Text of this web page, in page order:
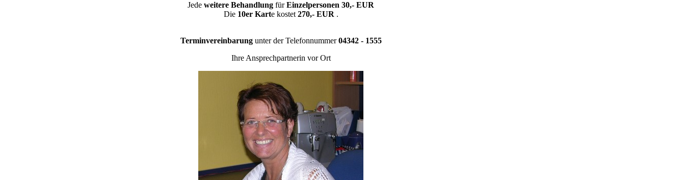
Jede weitere Behandlung fürEinzelpersonen 30,- EUR
Die 10er Karte kostet 270,- EUR .
Terminvereinbarung unter der Telefonnummer04342 - 1555
Ihre Ansprechpartnerin vor Ort